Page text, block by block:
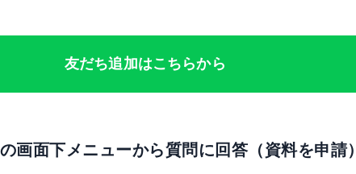
友だち追加はこちらから
画面下メニューから質問に回答（資料を申請）